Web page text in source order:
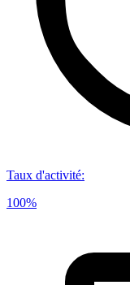
Taux d'activité:
100%